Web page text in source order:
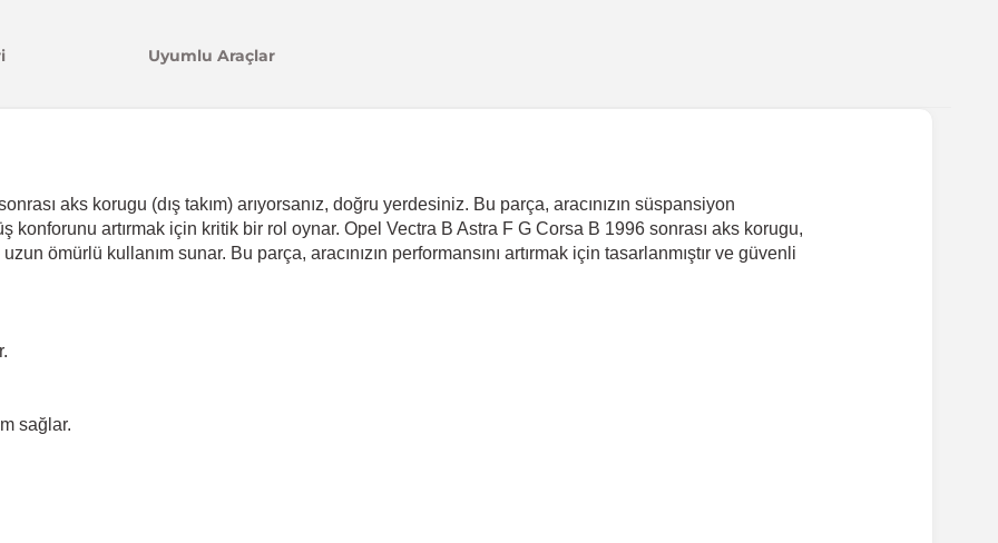
Uyumlu Araçlar
aks korugu (dış takım) arıyorsanız, doğru yerdesiniz. Bu parça, aracınızın süspansiyon
artırmak için kritik bir rol oynar. Opel Vectra B Astra F G Corsa B 1996 sonrası aks korugu,
ömürlü kullanım sunar. Bu parça, aracınızın performansını artırmak için tasarlanmıştır ve güvenli
sağlar.